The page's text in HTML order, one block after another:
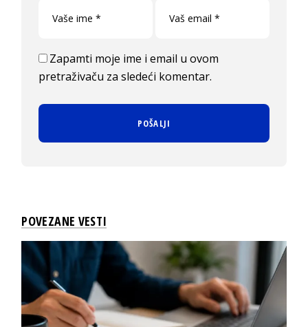
Zapamti moje ime i email u ovom
pretraživaču za sledeći komentar.
POVEZANE VESTI